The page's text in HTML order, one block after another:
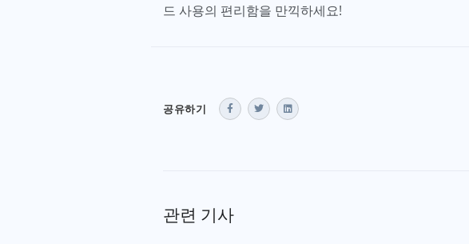
드 사용의 편리함을 만끽하세요!
공유하기
관련 기사